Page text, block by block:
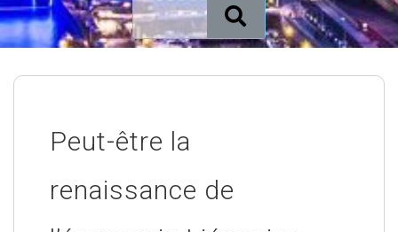
Peut-être la
renaissance de